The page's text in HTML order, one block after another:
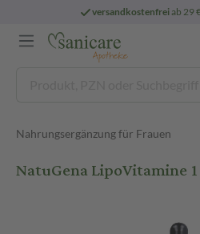
versandkostenfreiab 29
Nahrungsergänzung für Frauen
NatuGena LipoVitamine